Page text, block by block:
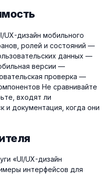
UX-дизайн мобильного
ролей и состояний —
данных —
версии —
проверка —
Не сравнивайте
входят ли
и документация, когда они
«UI/UX-дизайн
интерфейсов для